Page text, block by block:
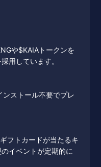
や$KAIAトークンを
用しています。
ストール不要でプレ
フトカードが当たるキ
イベントが定期的に